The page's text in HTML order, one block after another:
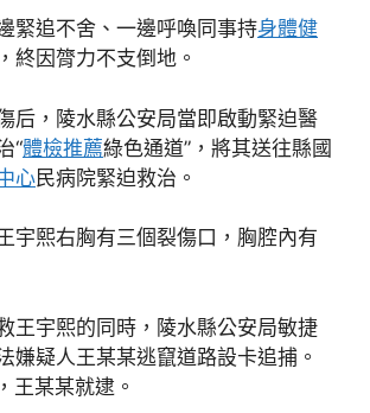
緊追不舍、一邊呼喚同事持身體健
終因膂力不支倒地。
后，陵水縣公安局當即啟動緊迫醫
“體檢推薦綠色通道”，將其送往縣國
心民病院緊迫救治。
宇熙右胸有三個裂傷口，胸腔內有
王宇熙的同時，陵水縣公安局敏捷
嫌疑人王某某逃竄道路設卡追捕。
王某某就逮。